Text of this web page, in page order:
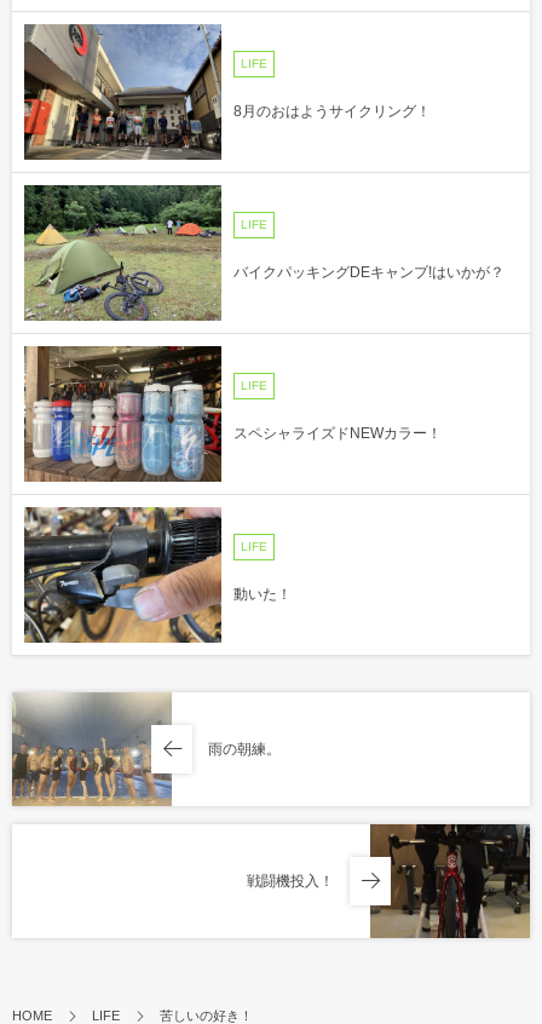
LIFE
8月のおはようサイクリング！
LIFE
バイクパッキングDEキャンプ!はいかが？
LIFE
スペシャライズドNEWカラー！
LIFE
動いた！
雨の朝練。
戦闘機投入！
HOME LIFE 苦しいの好き！